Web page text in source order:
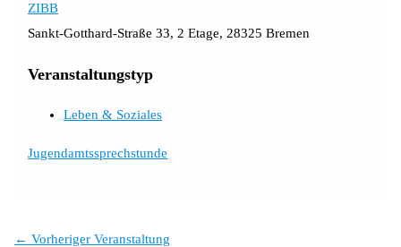
ZIBB
Sankt-Gotthard-Straße 33, 2 Etage, 28325 Bremen
Veranstaltungstyp
Leben & Soziales
Jugendamtssprechstunde
← Vorheriger Veranstaltung